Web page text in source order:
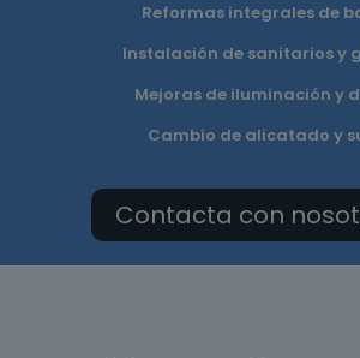
Reformas integrales de
Instalación de sanitarios y
Mejoras de iluminación y
Cambio de alicatado y
Contacta con